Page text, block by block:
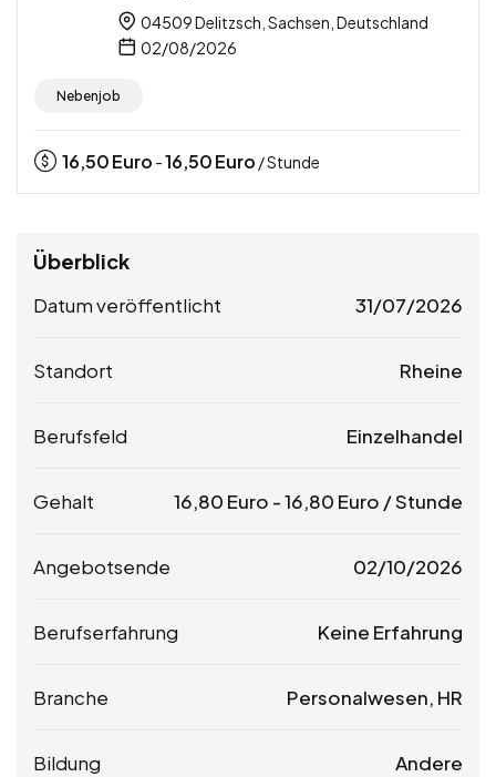
04509 Delitzsch, Sachsen, Deutschland
02/08/2026
Nebenjob
16,50Euro -16,50Euro / Stunde
Überblick
Datum veröffentlicht 31/07/2026
Standort Rheine
Berufsfeld Einzelhandel
Gehalt 16,80 Euro -16,80 Euro / Stunde
Angebotsende 02/10/2026
Berufserfahrung Keine Erfahrung
Branche Personalwesen, HR
Bildung Andere